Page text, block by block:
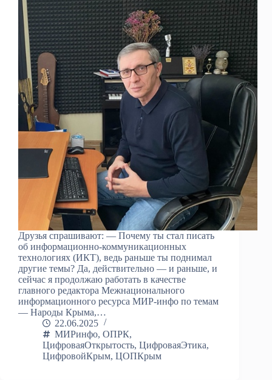
Друзья спрашивают: — Почему ты стал писать
об информационно-коммуникационных
технологиях (ИКТ), ведь раньше ты поднимал
другие темы? Да, действительно — и раньше, и
сейчас я продолжаю работать в качестве
главного редактора Межнационального
информационного ресурса МИР-инфо по темам
— Народы Крыма,…
22.06.2025
МИРинфо, ОПРК,
ЦифроваяОткрытость, ЦифроваяЭтика,
ЦифровойКрым, ЦОПКрым